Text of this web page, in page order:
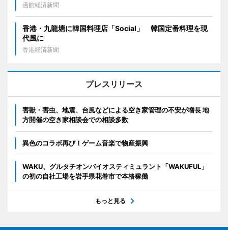
函館経済新聞
香港・九龍塘に韓国料理店「Social」 韓国定番料理を現
代風に
香港経済新聞
プレスリリース
害獣・害虫、地震、台風などによる空き家管理の不安が増長 地
方開催の空き家相談会での相談多数
異色のコラボ再び！ゲーム音楽で物産振興
WAKU、グルタチオンバイオスティミュラント「WAKUFUL」
の初の自社工場を岩手県花巻市で本格稼働
もっと見る